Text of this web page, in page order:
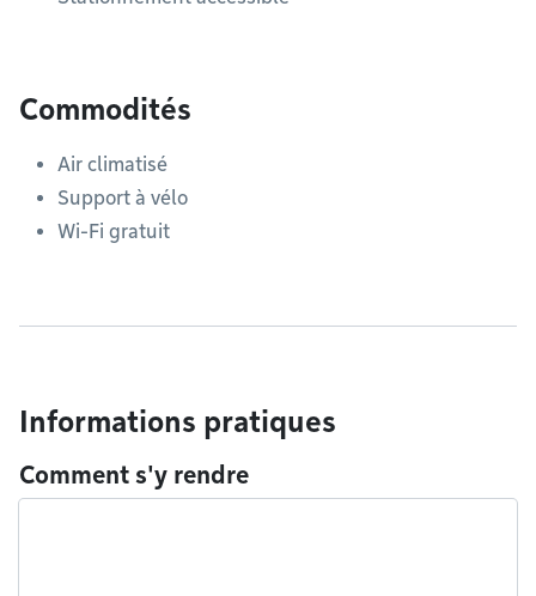
Commodités
Air climatisé
Support à vélo
Wi-Fi gratuit
Informations pratiques
Comment s'y rendre